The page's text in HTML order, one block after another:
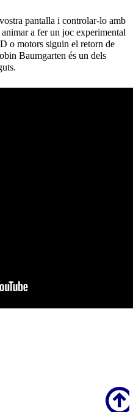
pantalla i controlar-lo amb
a fer un joc experimental
o motors siguin el retorn de
Baumgarten és un dels
Scroll